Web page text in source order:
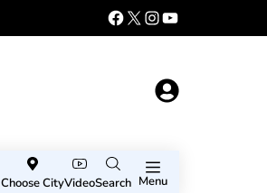
Choose CityVideoSearch Menu